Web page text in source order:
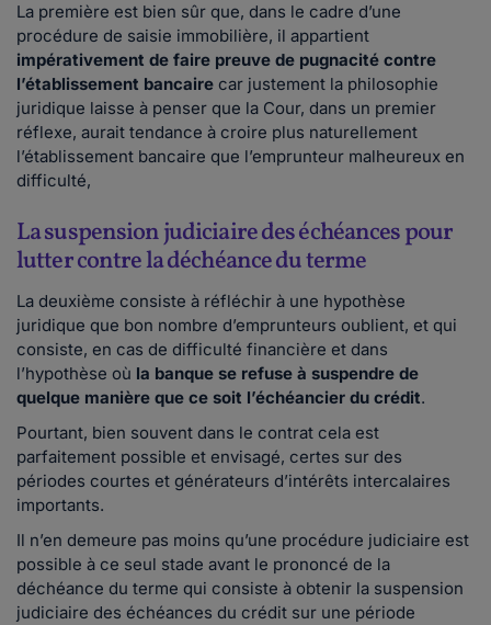
La première est bien sûr que, dans le cadre d’une
procédure de saisie immobilière, il appartient
impérativement de faire preuve de pugnacité contre
l’établissement bancaire car justement la philosophie
juridique laisse à penser que la Cour, dans un premier
réflexe, aurait tendance à croire plus naturellement
l’établissement bancaire que l’emprunteur malheureux en
difficulté,
La suspension judiciaire des échéances pour
lutter contre la déchéance du terme
La deuxième consiste à réfléchir à une hypothèse
juridique que bon nombre d’emprunteurs oublient, et qui
consiste, en cas de difficulté financière et dans
l’hypothèse où la banque se refuse à suspendre de
quelque manière que ce soit l’échéancier du crédit.
Pourtant, bien souvent dans le contrat cela est
parfaitement possible et envisagé, certes sur des
périodes courtes et générateurs d’intérêts intercalaires
importants.
Il n’en demeure pas moins qu’une procédure judiciaire est
possible à ce seul stade avant le prononcé de la
déchéance du terme qui consiste à obtenir la suspension
judiciaire des échéances du crédit sur une période